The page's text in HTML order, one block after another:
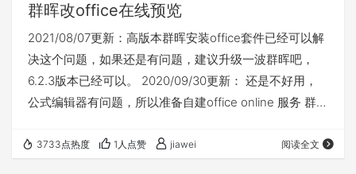
群晖改office在线预览
2021/08/07更新：高版本群晖安装office套件已经可以解
决这个问题，如果还是有问题，建议升级一波群晖吧，
6.2.3版本已经可以。 2020/09/30更新： 还是不好用，
公式编辑器有问题，所以准备自建office online 服务 群晖
线预览，但是国内这两个一个没法用，另一个很慢，我是
3733点热度 1人点赞 jiawei 阅读全文